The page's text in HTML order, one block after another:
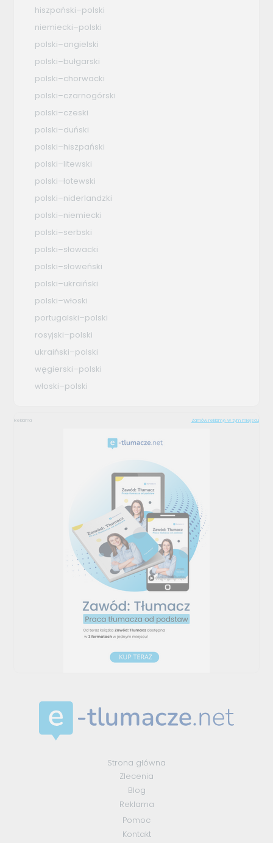
hiszpański–polski
niemiecki–polski
polski–angielski
polski–bułgarski
polski–chorwacki
polski–czarnogórski
polski–czeski
polski–duński
polski–hiszpański
polski–litewski
polski–łotewski
polski–niderlandzki
polski–niemiecki
polski–serbski
polski–słowacki
polski–słoweński
polski–ukraiński
polski–włoski
portugalski–polski
rosyjski–polski
ukraiński–polski
węgierski–polski
włoski–polski
Reklama Zamów reklamę w tym miejscu
Strona główna
Zlecenia
Blog
Reklama
Pomoc
Kontakt